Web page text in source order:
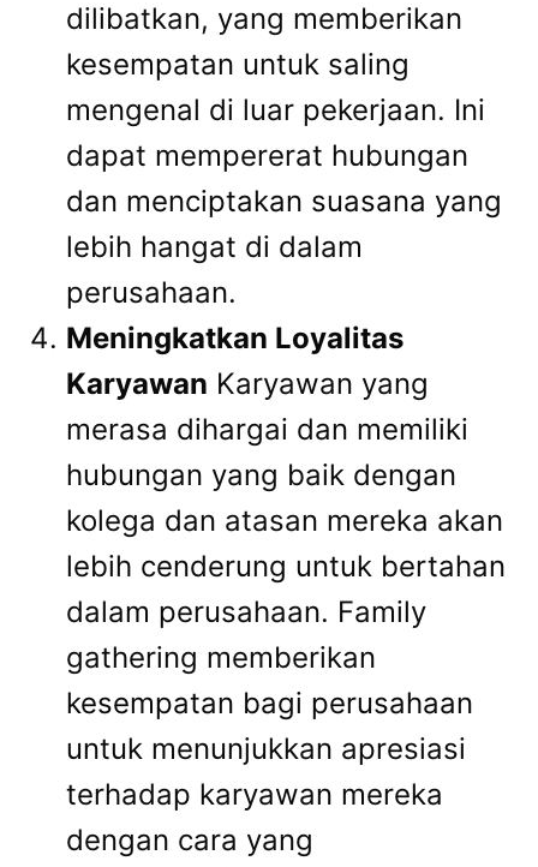
dilibatkan, yang memberikan
kesempatan untuk saling
mengenal di luar pekerjaan. Ini
dapat mempererat hubungan
dan menciptakan suasana yang
lebih hangat di dalam
perusahaan.
Meningkatkan Loyalitas
Karyawan Karyawan yang
merasa dihargai dan memiliki
hubungan yang baik dengan
kolega dan atasan mereka akan
lebih cenderung untuk bertahan
dalam perusahaan. Family
gathering memberikan
kesempatan bagi perusahaan
untuk menunjukkan apresiasi
terhadap karyawan mereka
dengan cara yang